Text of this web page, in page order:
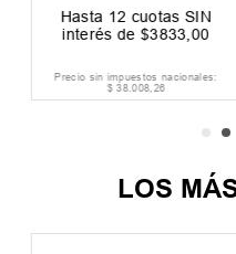
Hasta 12 cuotas SIN
interés de $3833 00
Precio sin impuestos nacionales:
$ 38.008,26
LOS